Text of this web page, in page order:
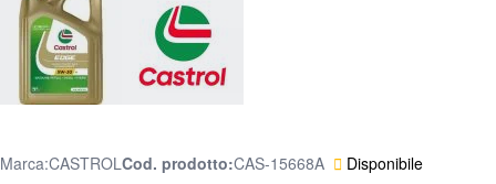
Disponibile
Marca:CASTROL Cod. prodotto CAS-15668A